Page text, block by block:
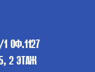
ОФ.1127
2 ЭТАЖ